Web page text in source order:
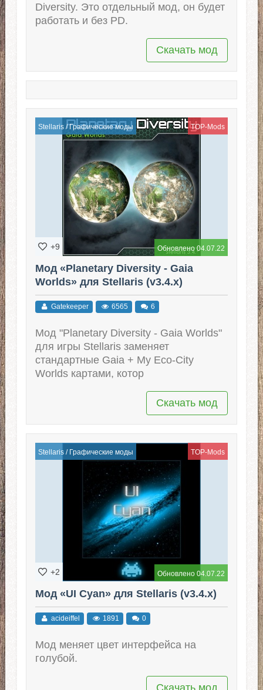
Diversity. Это отдельный мод, он будет
работать и без PD.
Скачать мод
Stellaris/Графические моды TOP-Mods
Обновлено 04.07.22
+9
Мод «Planetary Diversity - Gaia
Worlds» для Stellaris (v3.4.x)
Gatekeeper 6565 6
Мод "Planetary Diversity - Gaia Worlds"
для игры Stellaris заменяет
стандартные Gaia + My Eco-City
Worlds картами, котор
Скачать мод
Stellaris/ Графические моды TOP-Mods
Обновлено 04.07.22
+2
Мод «UI Cyan» для Stellaris (v3.4.x)
acideiffel 1891 0
Мод меняет цвет интерфейса на
голубой.
Скачать мод